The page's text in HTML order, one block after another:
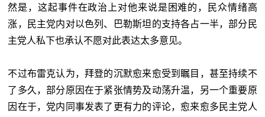
然是，这起事件在政治上对他来说是困难的，民众情绪高
涨，民主党内对以色列、巴勒斯坦的支持各占一半，部分民
主党人私下也承认不愿对此表达太多意见。
不过布雷克认为，拜登的沉默愈来愈受到瞩目，甚至持续不
了多久，部分原因在于紧张情势及动荡升温，另一个重要原
因在于，党内同事发表了更有力的评论，愈来愈多民主党人